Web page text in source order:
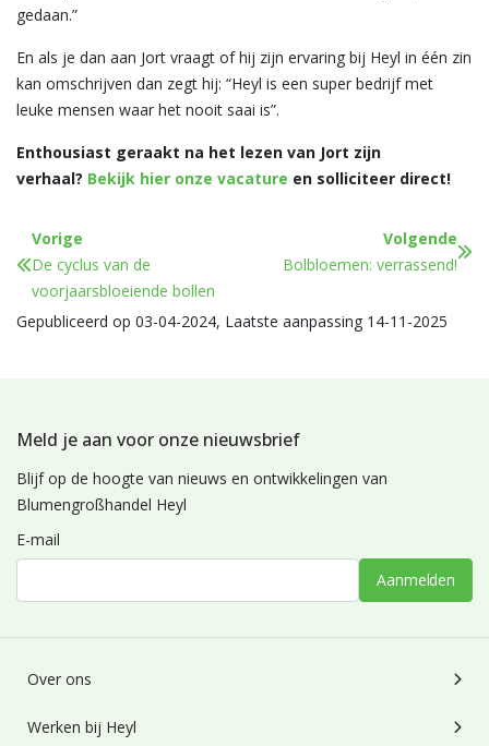
gedaan.”
En als je dan aan Jort vraagt of hij zijn ervaring bij Heyl in één zin
kan omschrijven dan zegt hij: “Heyl is een super bedrijf met
leuke mensen waar het nooit saai is”.
Enthousiast geraakt na het lezen van Jort zijn
verhaal? Bekijk hier onze vacature en solliciteer direct!
Vorige
De cyclus van de
voorjaarsbloeiende bollen
Volgende
Bolbloemen: verrassend!
Gepubliceerd op 03-04-2024, Laatste aanpassing 14-11-2025
Meld je aan voor onze nieuwsbrief
Blijf op de hoogte van nieuws en ontwikkelingen van
Blumengroßhandel Heyl
E-mail
Aanmelden
Over ons
Werken bij Heyl